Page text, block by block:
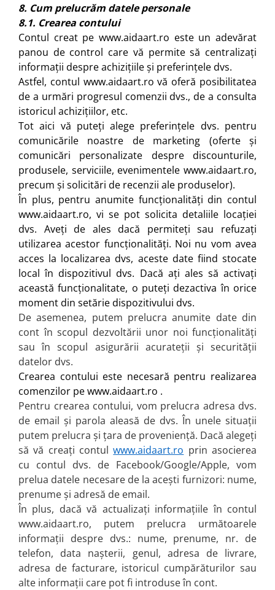
8. Cum prelucrăm datele personale
8.1. Crearea contului
Contul creat pe www.aidaart.ro este un adevărat
panou de control care vă permite să centralizați
informații despre achizițiile și preferințele dvs.
Astfel, contul www.aidaart.ro vă oferă posibilitatea
de a urmări progresul comenzii dvs., de a consulta
istoricul achizițiilor, etc.
Tot aici vă puteți alege preferințele dvs. pentru
comunicările noastre de marketing (oferte și
comunicări personalizate despre discounturile,
produsele, serviciile, evenimentele www.aidaart.ro,
precum și solicitări de recenzii ale produselor).
În plus, pentru anumite funcționalități din contul
www.aidaart.ro, vi se pot solicita detaliile locației
dvs. Aveți de ales dacă permiteți sau refuzați
utilizarea acestor funcționalități. Noi nu vom avea
acces la localizarea dvs, aceste date fiind stocate
local în dispozitivul dvs. Dacă ați ales să activați
această funcționalitate, o puteți dezactiva în orice
moment din setărie dispozitivului dvs.
De asemenea, putem prelucra anumite date din
cont în scopul dezvoltării unor noi funcționalități
sau în scopul asigurării acurateții și securității
datelor dvs.
Crearea contului este necesară pentru realizarea
comenzilor pewww.aidaart.ro .
Pentru crearea contului, vom prelucra adresa dvs.
de email și parola aleasă de dvs. În unele situații
putem prelucra și țara de proveniență. Dacă alegeți
să vă creați contulwww.aidaart.ro prin asocierea
cu contul dvs. de Facebook/Google/Apple, vom
prelua datele necesare de la acești furnizori: nume,
prenume și adresă de email.
În plus, dacă vă actualizați informațiile în contul
www.aidaart.ro, putem prelucra următoarele
informații despre dvs.: nume, prenume, nr. de
telefon, data nașterii, genul, adresa de livrare,
adresa de facturare, istoricul cumpărăturilor sau
alte informații care pot fi introduse în cont.